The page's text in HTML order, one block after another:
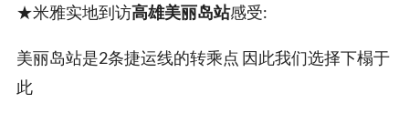
★米雅实地到访高雄美丽岛站感受:
美丽岛站是2条捷运线的转乘点 因此我们选择下榻于
此